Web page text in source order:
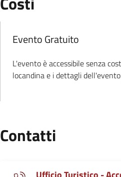
Evento Gratuito
L'evento è accessibile senza
locandina e i dettagli
Contatti